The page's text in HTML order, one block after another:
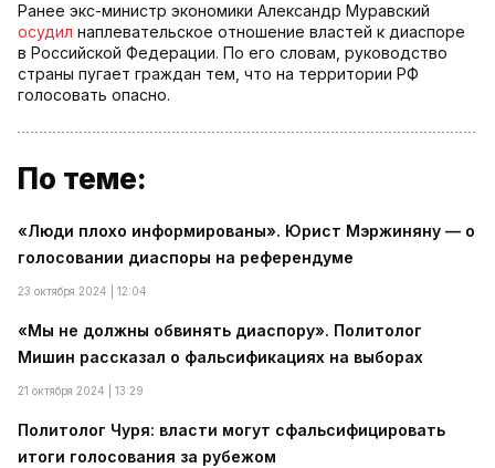
Ранее экс-министр экономики Александр Муравский
осудил наплевательское отношение властей к диаспоре
в Российской Федерации. По его словам, руководство
страны пугает граждан тем, что на территории РФ
голосовать опасно.
По теме:
«Люди плохо информированы». Юрист Мэржиняну — о
голосовании диаспоры на референдуме
23 октября 2024 | 12:04
«Мы не должны обвинять диаспору». Политолог
Мишин рассказал о фальсификациях на выборах
21 октября 2024 | 13:29
Политолог Чуря: власти могут сфальсифицировать
итоги голосования за рубежом